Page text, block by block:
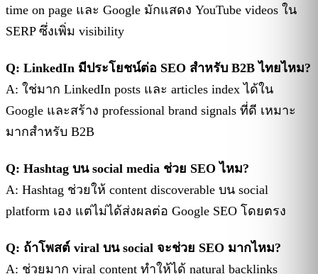
time on page และ Google มักแสดง YouTube videos ใน
SERP ซึ่งเพิ่ม visibility
Q: LinkedIn มีประโยชน์ต่อ SEO สำหรับ B2B ไทยไหม?
A: ใช่มาก LinkedIn posts และ articles index ได้ใน
Google และสร้าง professional brand signals ที่ดี เหมาะ
มากสำหรับ B2B
Q: Hashtag บน social media ช่วย SEO ไหม?
A: Hashtag ช่วยให้ content discoverable บน social
platform เอง แต่ไม่ได้ส่งผลต่อ Google SEO โดยตรง
Q: ถ้าโพสต์ viral บน social จะช่วย SEO มากไหม?
A: ช่วยมาก viral content ทำให้ได้ natural backlinks